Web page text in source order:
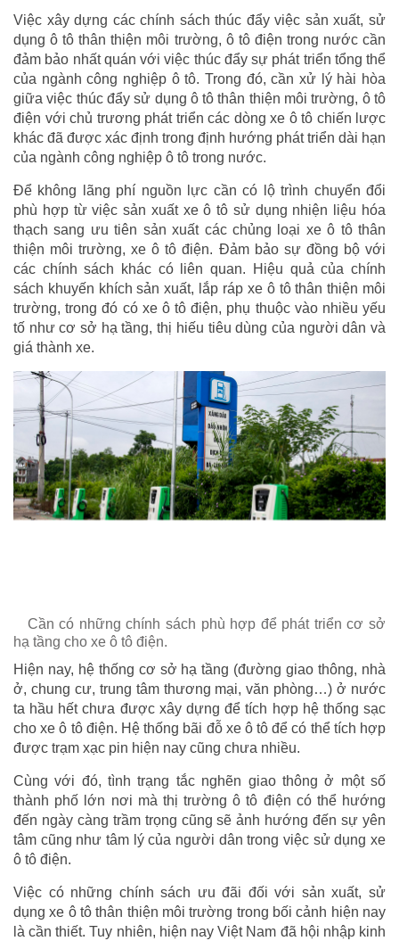
Việc xây dựng các chính sách thúc đẩy việc sản xuất, sử
dụng ô tô thân thiện môi trường, ô tô điện trong nước cần
đảm bảo nhất quán với việc thúc đẩy sự phát triển tổng thể
của ngành công nghiệp ô tô. Trong đó, cần xử lý hài hòa
giữa việc thúc đẩy sử dụng ô tô thân thiện môi trường, ô tô
điện với chủ trương phát triển các dòng xe ô tô chiến lược
khác đã được xác định trong định hướng phát triển dài hạn
của ngành công nghiệp ô tô trong nước.
Để không lãng phí nguồn lực cần có lộ trình chuyển đổi
phù hợp từ việc sản xuất xe ô tô sử dụng nhiện liệu hóa
thạch sang ưu tiên sản xuất các chủng loại xe ô tô thân
thiện môi trường, xe ô tô điện. Đảm bảo sự đồng bộ với
các chính sách khác có liên quan. Hiệu quả của chính
sách khuyến khích sản xuất, lắp ráp xe ô tô thân thiện môi
trường, trong đó có xe ô tô điện, phụ thuộc vào nhiều yếu
tố như cơ sở hạ tầng, thị hiếu tiêu dùng của người dân và
giá thành xe.
Cần có những chính sách phù hợp để phát triển cơ sở
hạ tầng cho xe ô tô điện.
Hiện nay, hệ thống cơ sở hạ tầng (đường giao thông, nhà
ở, chung cư, trung tâm thương mại, văn phòng…) ở nước
ta hầu hết chưa được xây dựng để tích hợp hệ thống sạc
cho xe ô tô điện. Hệ thống bãi đỗ xe ô tô để có thể tích hợp
được trạm xạc pin hiện nay cũng chưa nhiều.
Cùng với đó, tình trạng tắc nghẽn giao thông ở một số
thành phố lớn nơi mà thị trường ô tô điện có thể hướng
đến ngày càng trầm trọng cũng sẽ ảnh hướng đến sự yên
tâm cũng như tâm lý của người dân trong việc sử dụng xe
ô tô điện.
Việc có những chính sách ưu đãi đối với sản xuất, sử
dụng xe ô tô thân thiện môi trường trong bối cảnh hiện nay
là cần thiết. Tuy nhiên, hiện nay Việt Nam đã hội nhập kinh